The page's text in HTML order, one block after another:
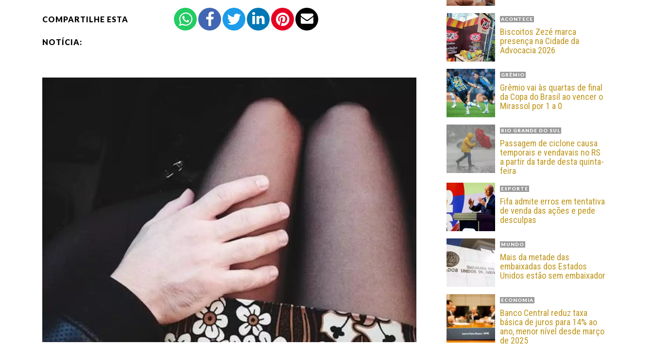
COMPARTILHE ESTA
NOTÍCIA:
ACONTECE
Biscoitos Zezé marca
presença na Cidade da
Advocacia 2026
GRÊMIO
Grêmio vai às quartas de final
da Copa do Brasil ao vencer o
Mirassol por 1 a 0
RIO GRANDE DO SUL
Passagem de ciclone causa
temporais e vendavais no RS
a partir da tarde desta quinta-
feira
ESPORTE
Fifa admite erros em tentativa
de venda das ações e pede
desculpas
MUNDO
Mais da metade das
embaixadas dos Estados
Unidos estão sem embaixador
ECONOMIA
Banco Central reduz taxa
básica de juros para 14% ao
ano, menor nível desde março
de 2025